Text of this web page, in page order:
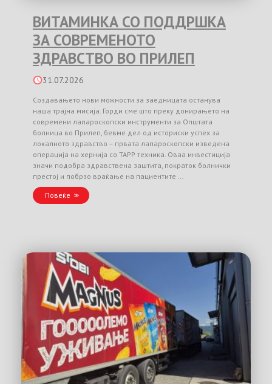
ВИТАМИНКА СО ПОДДРШКА
ЗА СОВРЕМЕНОТО
ЗДРАВСТВО ВО ПРИЛЕП
31.07.2026
Создавањето нови можности за заедницата останува
наша трајна мисија. Горди сме што преку донирањето на
современи лапароскопски инструменти за Општата
болница во Прилеп, бевме дел од историски успех за
локалното здравство – првата лапароскопски изведена
операција на хернија со TAPP техника. Оваа инвестиција
значи подобра здравствена заштита, пократок болнички
престој и побрзо враќање на пациентите …
Повеќе